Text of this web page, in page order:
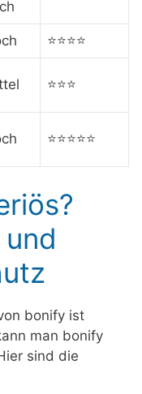
⭐⭐⭐⭐
⭐⭐⭐
⭐⭐⭐⭐⭐
bonify ist
man bonify
sind die